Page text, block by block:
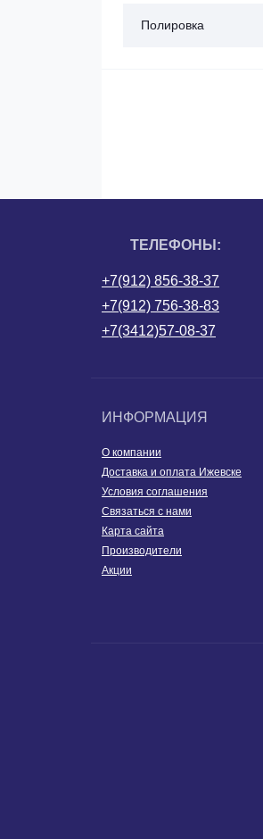
Полировка
ТЕЛЕФОНЫ:
+7(912) 856-38-37
+7(912) 756-38-83
+7(3412)57-08-37
ИНФОРМАЦИЯ
О компании
Доставка и оплата Ижевске
Условия соглашения
Связаться с нами
Карта сайта
Производители
Акции